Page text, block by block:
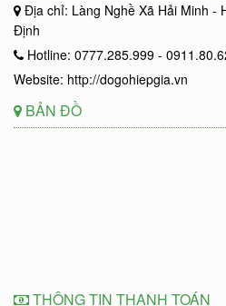
Địa chỉ: Làng Nghề Xã Hải Minh -
Định
Hotline: 0777.285.999 -
Website: http://dogohiepgia.vn
BẢN ĐỒ
THÔNG TIN THANH TOÁN